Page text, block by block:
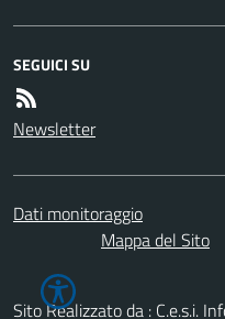
SEGUICI SU
Newsletter
Dati monitoraggio
Mappa del Sito
Sito Realizzato da : C.e.s.i.